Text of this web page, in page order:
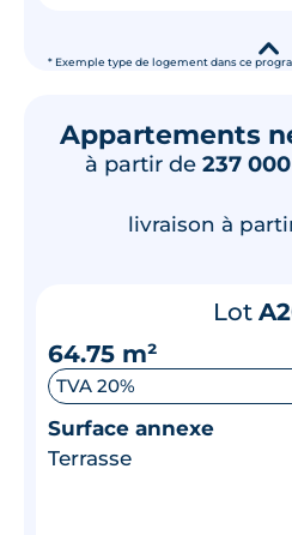
* Exemple type de logement dans ce
▾
Appartements
à partir de 237
livraison à
Lot
64.75 m²
TVA 20%
Surface annexe
Terrasse